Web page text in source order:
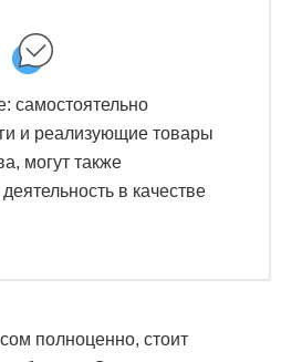
самостоятельно
и реализующие товары
могут также
в качестве
полноценно, стоит